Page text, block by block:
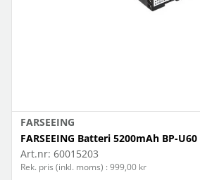
FARSEEING
FARSEEING Batteri 5200mAh BP-U60
Art.nr: 60015203
Rek. pris (inkl. moms) : 999,00 kr